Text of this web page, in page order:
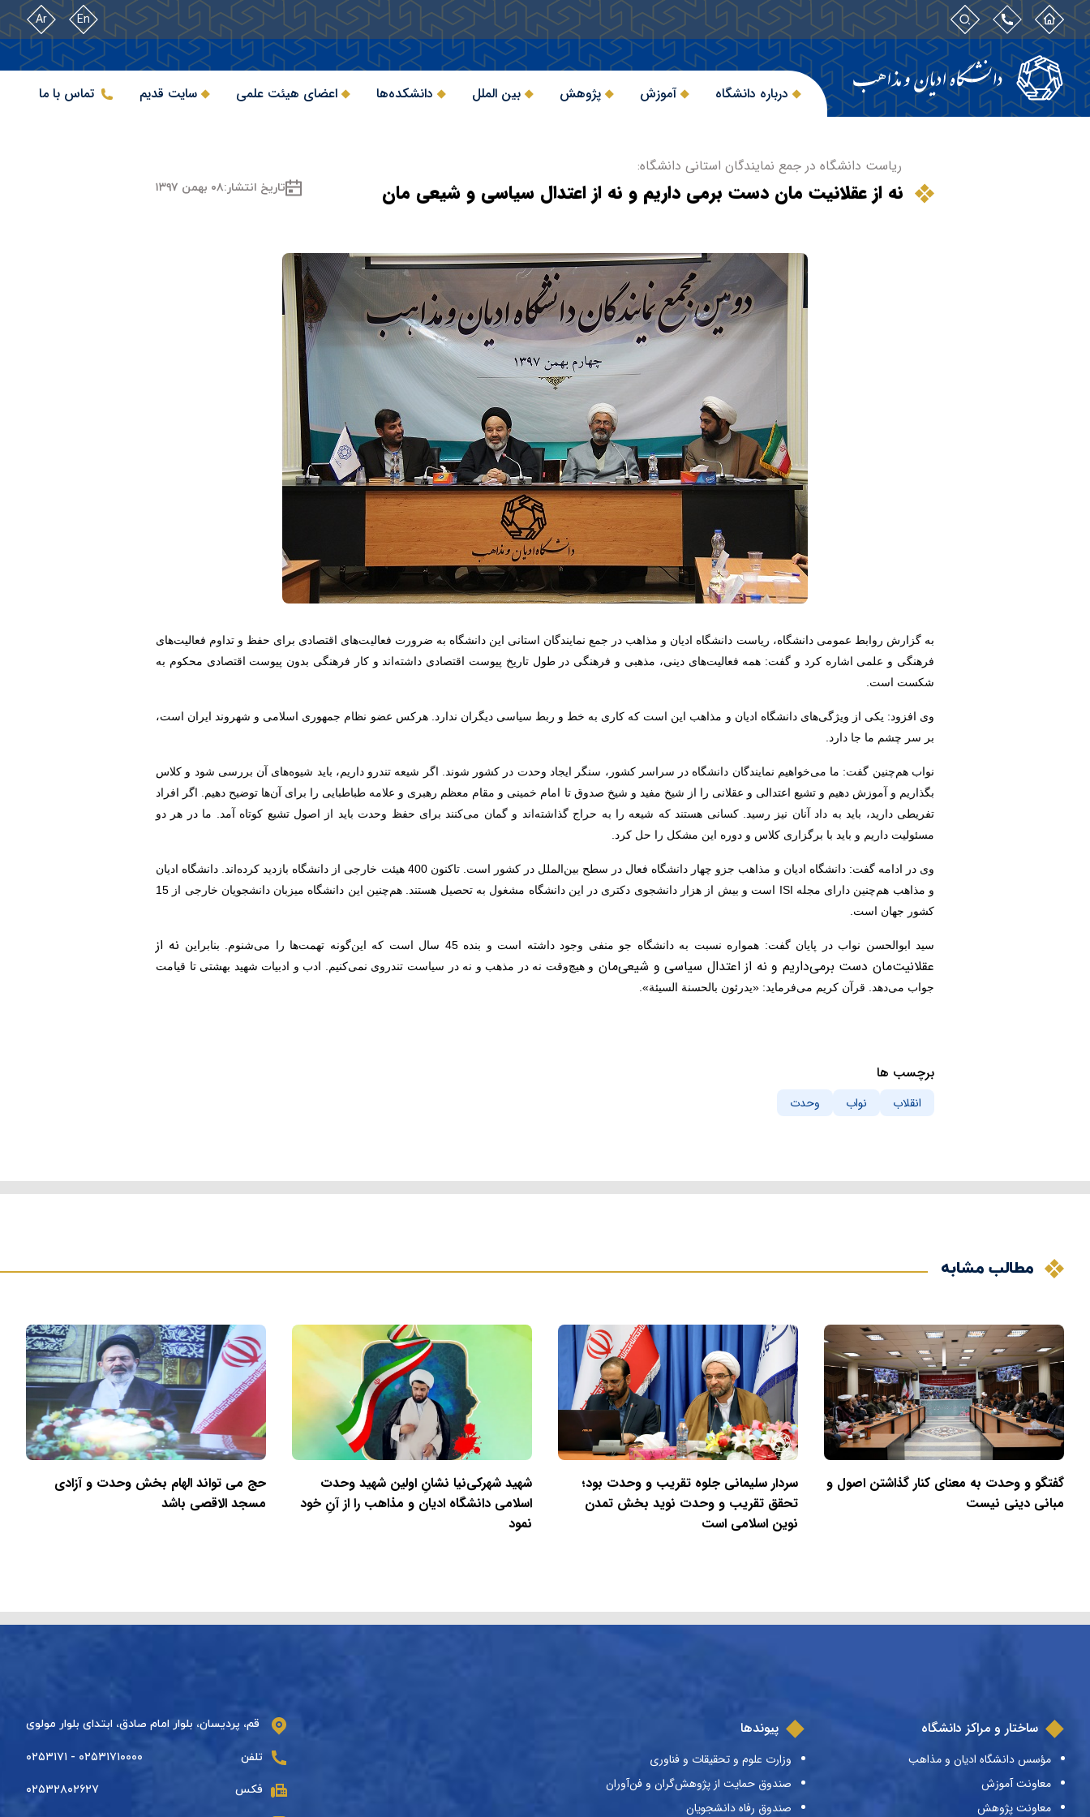
En
Ar
درباره دانشگاه آموزش پژوهش بین الملل دانشکده‌ها اعضای هیئت علمی سایت قدیم تماس با ما
ریاست دانشگاه در جمع نمایندگان استانی دانشگاه:
نه از عقلانیت مان دست برمی داریم و نه از اعتدال سیاسی و شیعی مان تاریخ انتشار:۰۸ بهمن ۱۳۹۷
به گزارش روابط عمومی دانشگاه، ریاست دانشگاه ادیان و مذاهب در جمع نمایندگان استانی این دانشگاه به ضرورت فعالیت‌های اقتصادی برای حفظ و تداوم فعالیت‌های
فرهنگی و علمی اشاره کرد و گفت: همه فعالیت‌های دینی، مذهبی و فرهنگی در طول تاریخ پیوست اقتصادی داشته‌اند و کار فرهنگی بدون پیوست اقتصادی محکوم به
شکست است.
وی افزود: یکی از ویژگی‌های دانشگاه ادیان و مذاهب این است که کاری به خط و ربط سیاسی دیگران ندارد. هرکس عضو نظام جمهوری اسلامی و شهروند ایران است،
بر سر چشم ما جا دارد.
نواب هم‌چنین گفت: ما می‌خواهیم نمایندگان دانشگاه در سراسر کشور، سنگر ایجاد وحدت در کشور شوند. اگر شیعه تندرو داریم، باید شیوه‌های آن بررسی شود و کلاس
بگذاریم و آموزش دهیم و تشیع اعتدالی و عقلانی را از شیخ مفید و شیخ صدوق تا امام خمینی و مقام معظم رهبری و علامه طباطبایی را برای آن‌ها توضیح دهیم. اگر افراد
تفریطی دارید، باید به داد آنان نیز رسید. کسانی هستند که شیعه را به حراج گذاشته‌اند و گمان می‌کنند برای حفظ وحدت باید از اصول تشیع کوتاه آمد. ما در هر دو
مسئولیت داریم و باید با برگزاری کلاس و دوره این مشکل را حل کرد.
وی در ادامه گفت: دانشگاه ادیان و مذاهب جزو چهار دانشگاه فعال در سطح بین‌الملل در کشور است. تاکنون 400 هیئت خارجی از دانشگاه بازدید کرده‌اند. دانشگاه ادیان
و مذاهب هم‌چنین دارای مجله ISI
است و بیش از هزار دانشجوی دکتری در این دانشگاه مشغول به تحصیل هستند. هم‌چنین این دانشگاه میزبان دانشجویان خارجی از 15
کشور جهان است.
سید ابوالحسن نواب در پایان گفت: همواره نسبت به دانشگاه جو منفی وجود داشته است و بنده 45 سال است که این‌گونه تهمت‌ها را می‌شنوم. بنابراین
نه از
عقلانیت‌مان دست برمی‌داریم و نه از اعتدال سیاسی و شیعی‌مان و هیچ‌وقت نه در مذهب و نه در سیاست تندروی نمی‌کنیم. ادب و ادبیات شهید بهشتی تا قیامت
جواب می‌دهد. قرآن کریم می‌فرماید: «یدرئون بالحسنة السیئة».
برچسب ها
انقلاب نواب وحدت
مطالب مشابه
گفتگو و وحدت به معنای کنار گذاشتن اصول و
مبانی دینی نیست
سردار سلیمانی جلوه تقریب و وحدت بود؛
تحقق تقریب و وحدت نوید بخش تمدن
نوین اسلامی است
شهید شهرکی‌نیا نشانِ اولین شهید وحدت
اسلامی دانشگاه ادیان و مذاهب را از آنِ خود
نمود
حج می تواند الهام بخش وحدت و آزادی
مسجد الاقصی باشد
ساختار و مراکز دانشگاه
مؤسس دانشگاه ادیان و مذاهب
معاونت آموزش
معاونت پژوهش
پیوندها
وزارت علوم و تحقیقات و فناوری
صندوق حمایت از پژوهش‌گران و فن‌آوران
صندوق رفاه دانشجویان
قم، پردیسان، بلوار امام صادق، ابتدای بلوار مولوی
تلفن ۰۲۵۳۱۷۱۰۰۰۰ - ۰۲۵۳۱۷۱
فکس ۰۲۵۳۲۸۰۲۶۲۷